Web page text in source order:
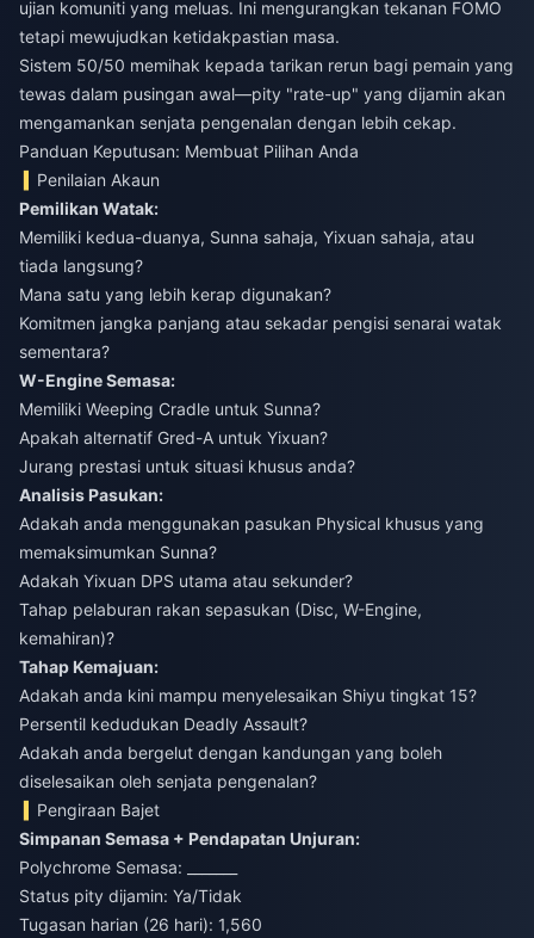
ujian komuniti yang meluas. Ini mengurangkan tekanan FOMO
tetapi mewujudkan ketidakpastian masa.
Sistem 50/50 memihak kepada tarikan rerun bagi pemain yang
tewas dalam pusingan awal—pity "rate-up" yang dijamin akan
mengamankan senjata pengenalan dengan lebih cekap.
Panduan Keputusan: Membuat Pilihan Anda
Penilaian Akaun
Pemilikan Watak:
Memiliki kedua-duanya, Sunna sahaja, Yixuan sahaja, atau
tiada langsung?
Mana satu yang lebih kerap digunakan?
Komitmen jangka panjang atau sekadar pengisi senarai watak
sementara?
W-Engine Semasa:
Memiliki Weeping Cradle untuk Sunna?
Apakah alternatif Gred-A untuk Yixuan?
Jurang prestasi untuk situasi khusus anda?
Analisis Pasukan:
Adakah anda menggunakan pasukan Physical khusus yang
memaksimumkan Sunna?
Adakah Yixuan DPS utama atau sekunder?
Tahap pelaburan rakan sepasukan (Disc, W-Engine,
kemahiran)?
Tahap Kemajuan:
Adakah anda kini mampu menyelesaikan Shiyu tingkat 15?
Persentil kedudukan Deadly Assault?
Adakah anda bergelut dengan kandungan yang boleh
diselesaikan oleh senjata pengenalan?
Pengiraan Bajet
Simpanan Semasa + Pendapatan Unjuran:
Polychrome Semasa: _______
Status pity dijamin: Ya/Tidak
Tugasan harian (26 hari): 1,560